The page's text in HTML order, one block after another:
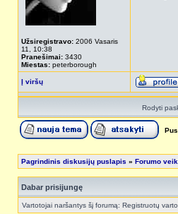
Užsiregistravo: 2006 Vasaris
11, 10:38
Pranešimai: 3430
Miestas: peterborough
Į viršų
Rodyti
Pagrindinis diskusijų puslapis » Forumo
Dabar prisijungę
Vartotojai naršantys šį forumą: Registruotų